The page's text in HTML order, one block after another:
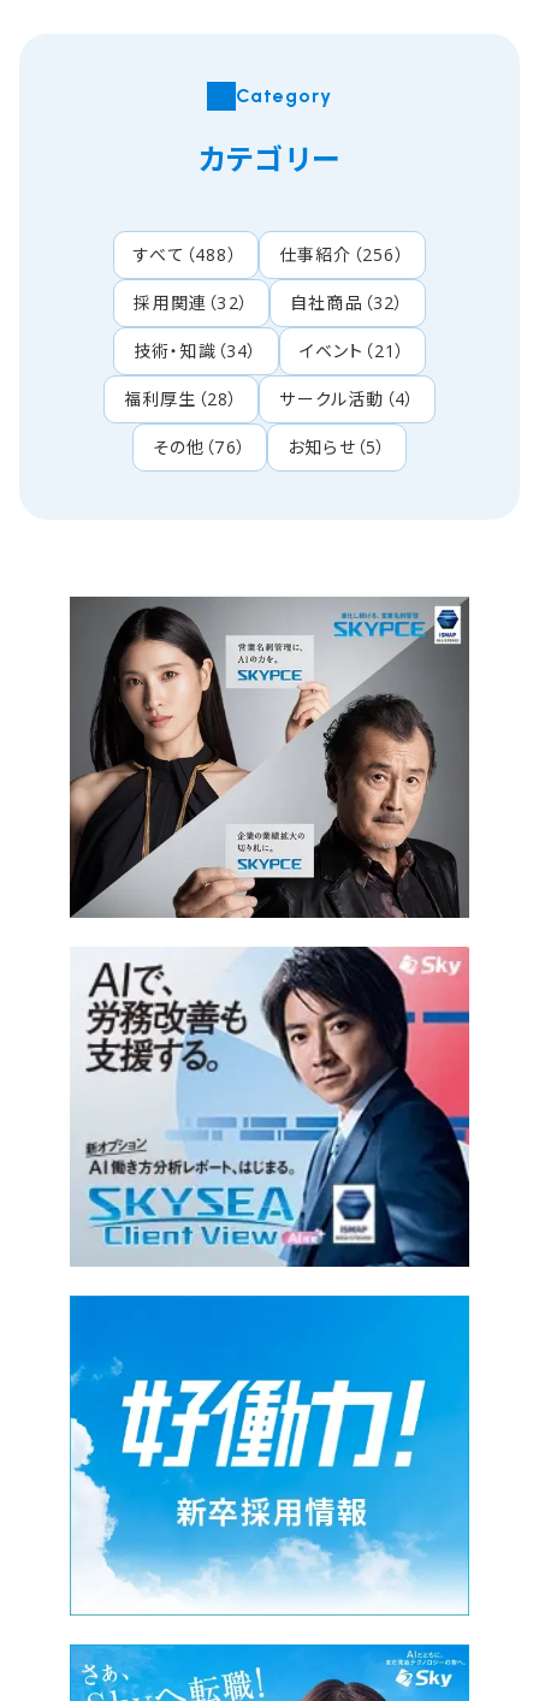
Category
カテゴリー
すべて （488） 仕事紹介 （256）
採用関連 （32） 自社商品 （32）
技術・知識 （34） イベント （21）
福利厚生 （28） サークル活動 （4）
その他 （76） お知らせ （5）